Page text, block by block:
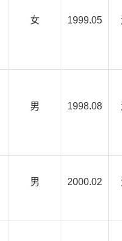
女 1999.05
男 1998.08
男 2000.02